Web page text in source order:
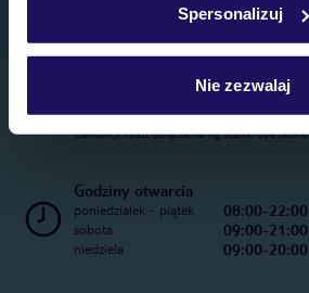
Spersonalizuj
Nie zezwalaj
Telefoniczne Centrum Rezerwacji
22 270 31 20
Całkowity koszt połączenia wg stawki operatora
Godziny otwarcia
poniedziałek - piątek 08:00-22:00
sobota 09:00-21:00
niedziela 09:00-20:00